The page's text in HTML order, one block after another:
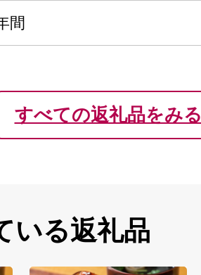
間
すべての返礼品をみる
いる返礼品